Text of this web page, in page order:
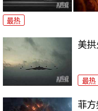
最热
美
最热
菲